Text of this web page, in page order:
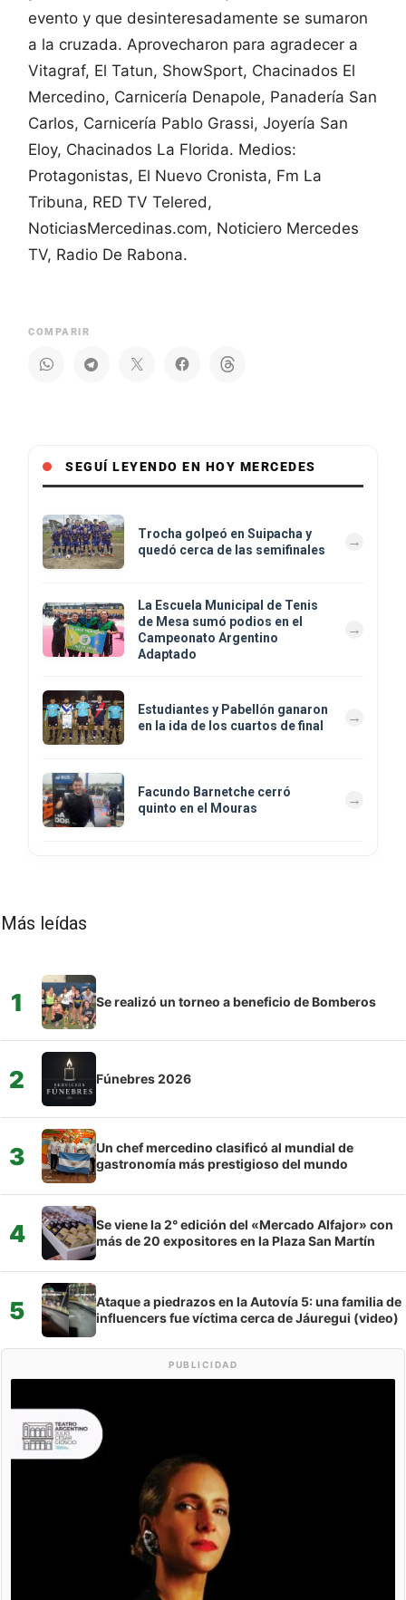
evento y que desinteresadamente se sumaron
a la cruzada. Aprovecharon para agradecer a
Vitagraf, El Tatun, ShowSport, Chacinados El
Mercedino, Carnicería Denapole, Panadería San
Carlos, Carnicería Pablo Grassi, Joyería San
Eloy, Chacinados La Florida. Medios:
Protagonistas, El Nuevo Cronista, Fm La
Tribuna, RED TV Telered,
NoticiasMercedinas.com, Noticiero Mercedes
TV, Radio De Rabona.
COMPARIR
SEGUÍ LEYENDO EN HOY MERCEDES
Trocha golpeó en Suipacha y
quedó cerca de las semifinales
La Escuela Municipal de Tenis
de Mesa sumó podios en el
Campeonato Argentino
Adaptado
Estudiantes y Pabellón ganaron
en la ida de los cuartos de final
Facundo Barnetche cerró
quinto en el Mouras
Más leídas
1 Se realizó un torneo a beneficio de Bomberos
2 Fúnebres 2026
3
Un chef mercedino clasificó al mundial de
gastronomía más prestigioso del mundo
4
Se viene la 2° edición del «Mercado Alfajor» con
más de 20 expositores en la Plaza San Martín
5
Ataque a piedrazos en la Autovía 5: una familia de
influencers fue víctima cerca de Jáuregui (video)
PUBLICIDAD